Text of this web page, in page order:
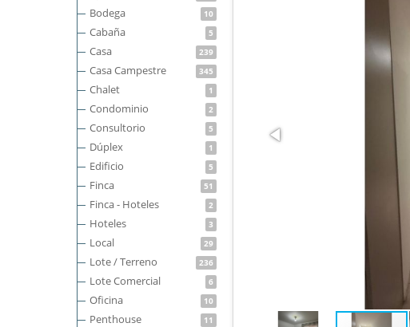
Bodega 10
Cabaña 5
Casa 239
Casa Campestre 345
Chalet 1
Condominio 2
Consultorio 5
Dúplex 1
Edificio 5
Finca 51
Finca - Hoteles 2
Hoteles 3
Local 29
Lote / Terreno 236
Lote Comercial 6
Oficina 10
Penthouse 11